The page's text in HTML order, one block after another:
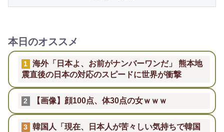
本日のオススメ
1
海外「日本よ、お前がナンバーワンだ」 熊本地
震直後の日本の対応のスピードに世界が衝撃
2 【画像】顔100点、体30点の女ｗｗｗ
3
韓国人「現在、日本人が苦々しい気持ちで韓国